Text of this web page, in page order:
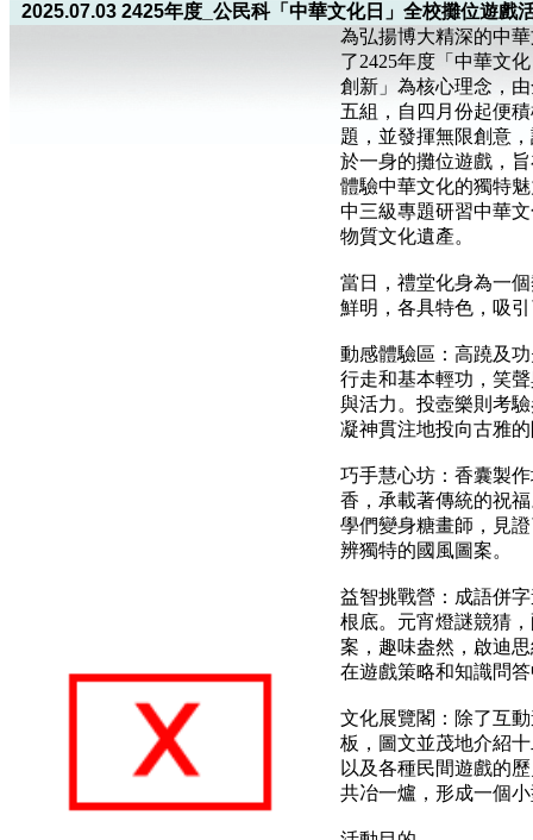
2025.07.03 2425年度_公民科「中華文化日」全校攤位遊戲
為弘揚博大精深的中
了2425年度「中華文
創新」為核心理念，
五組，自四月份起便
題，並發揮無限創意
於一身的攤位遊戲，
體驗中華文化的獨特
中三級專題研習中華
物質文化遺產。
當日，禮堂化身為一
鮮明，各具特色，吸
動感體驗區：高蹺及
行走和基本輕功，笑
與活力。投壺樂則考
凝神貫注地投向古雅
巧手慧心坊：香囊製
香，承載著傳統的祝
學們變身糖畫師，見
辨獨特的國風圖案。
益智挑戰營：成語併
根底。元宵燈謎競猜
案，趣味盎然，啟迪
在遊戲策略和知識問
文化展覽閣：除了互
板，圖文並茂地介紹
以及各種民間遊戲的
共冶一爐，形成一個